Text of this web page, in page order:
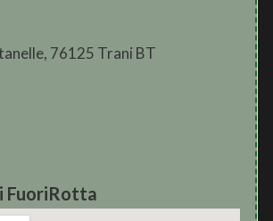
76125 Trani BT
FuoriRotta